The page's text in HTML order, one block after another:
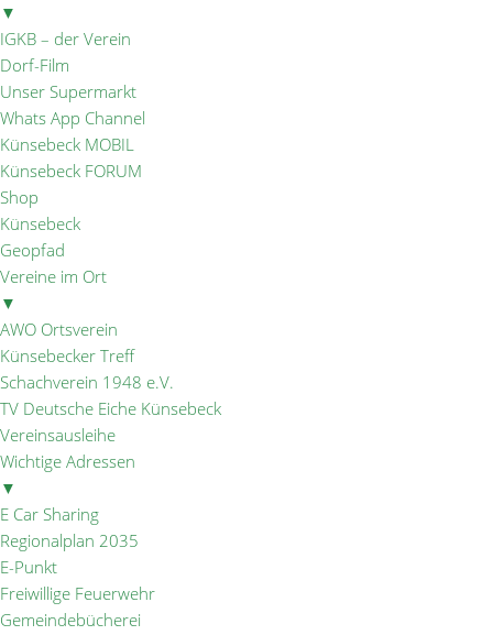
▼
IGKB – der Verein
Dorf-Film
Unser Supermarkt
Whats App Channel
Künsebeck MOBIL
Künsebeck FORUM
Shop
Künsebeck
Geopfad
Vereine im Ort
▼
AWO Ortsverein
Künsebecker Treff
Schachverein 1948 e.V.
TV Deutsche Eiche Künsebeck
Vereinsausleihe
Wichtige Adressen
▼
E Car Sharing
Regionalplan 2035
E-Punkt
Freiwillige Feuerwehr
Gemeindebücherei